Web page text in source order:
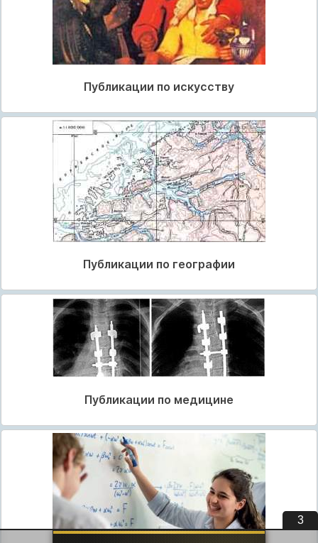
Публикации по искусству
Публикации по географии
Публикации по медицине
2